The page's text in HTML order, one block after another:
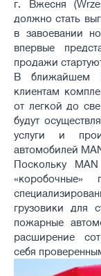
г. Вжесня
должно стать
в завоевании
впервые
продажи
В ближайшем
клиентам
от легкой до
будут
услуги и
автомобилей
Поскольку
грузовики для
пожарные
расширение
себя